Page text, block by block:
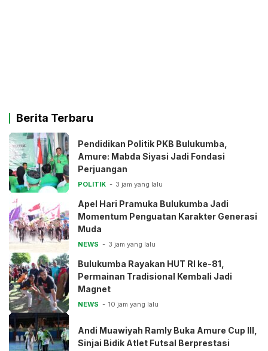
Berita Terbaru
Pendidikan Politik PKB Bulukumba,
Amure: Mabda Siyasi Jadi Fondasi
Perjuangan
POLITIK 3 jam yang lalu
Apel Hari Pramuka Bulukumba Jadi
Momentum Penguatan Karakter Generasi
Muda
NEWS 3 jam yang lalu
Bulukumba Rayakan HUT RI ke-81,
Permainan Tradisional Kembali Jadi
Magnet
NEWS 10 jam yang lalu
Andi Muawiyah Ramly Buka Amure Cup III,
Sinjai Bidik Atlet Futsal Berprestasi